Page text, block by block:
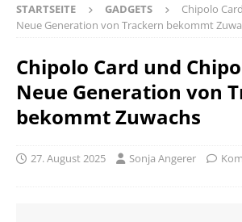
STARTSEITE GADGETS
Chipolo
Neue Generation von Trackern bekommt
Chipolo Card und
Neue Generation von
bekommt Zuwachs
27. August 2025 Sonja Angerer